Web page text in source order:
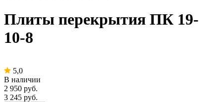
Плиты перекрытия ПК 19-
10-8
5,0
В наличии
2 950 руб.
3 245 руб.